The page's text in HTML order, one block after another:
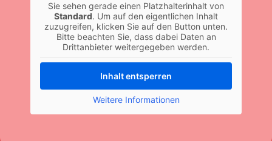
Sie sehen gerade einen Platzhalterinhalt von
Standard. Um auf den eigentlichen Inhalt
zuzugreifen, klicken Sie auf den Button unten.
Bitte beachten Sie, dass dabei Daten an
Drittanbieter weitergegeben werden.
Inhalt entsperren
Weitere Informationen